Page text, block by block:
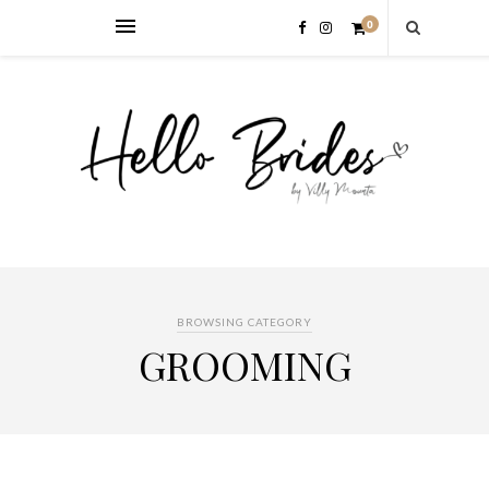
0
BROWSING CATEGORY
GROOMING